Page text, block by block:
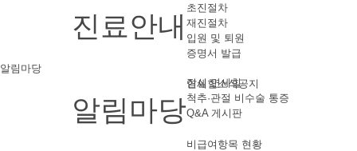
진료안내
초진절차
재진절차
입원 및 퇴원
증명서 발급
알림마당
알림마당
연세힐소식공지
잠실 연세힐
척추·관절 비수술 통증
Q&A 게시판
비급여항목 현황